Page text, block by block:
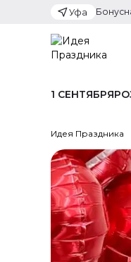
Уфа
1 СЕНТЯБРЯ
Идея Праздника